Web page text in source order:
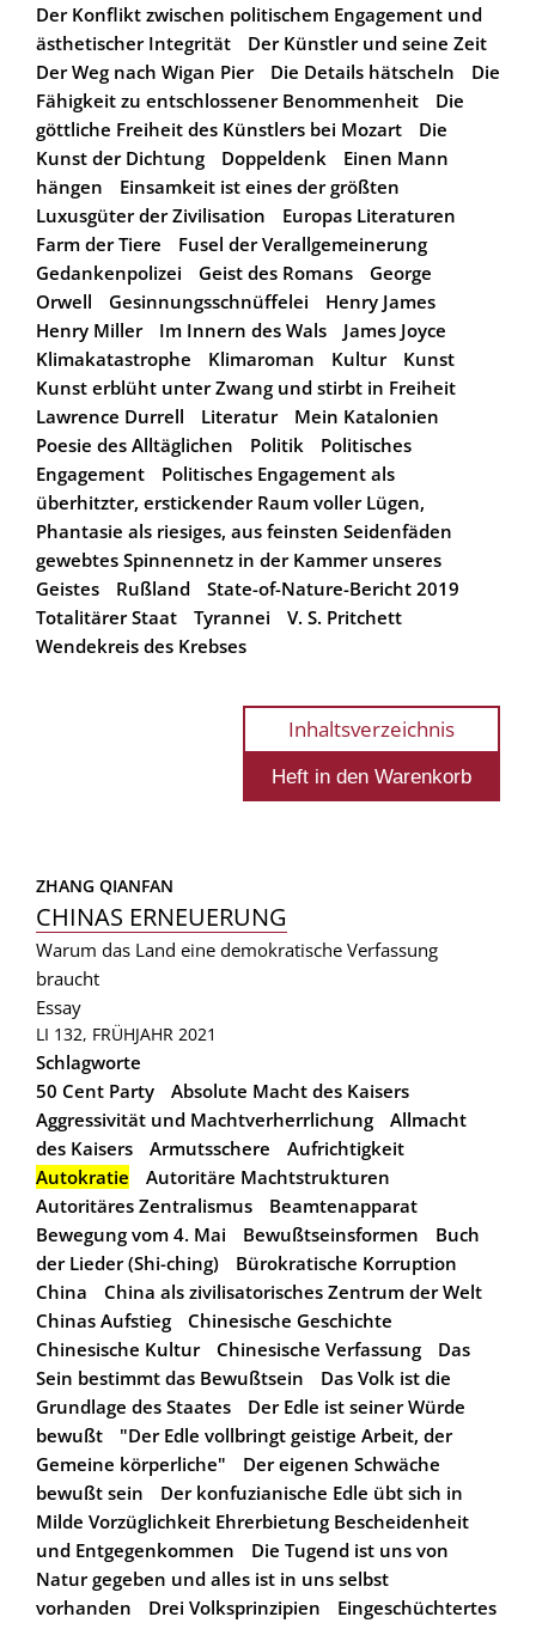
Der Konflikt zwischen politischem Engagement und
ästhetischer Integrität
Der Künstler und seine Zeit
Der Weg nach Wigan Pier
Die Details hätscheln
Die
Fähigkeit zu entschlossener Benommenheit
Die
göttliche Freiheit des Künstlers bei Mozart
Die
Kunst der Dichtung
Doppeldenk
Einen Mann
hängen
Einsamkeit ist eines der größten
Luxusgüter der Zivilisation
Europas Literaturen
Farm der Tiere
Fusel der Verallgemeinerung
Gedankenpolizei
Geist des Romans
George
Orwell
Gesinnungsschnüffelei
Henry James
Henry Miller
Im Innern des Wals
James Joyce
Klimakatastrophe
Klimaroman Kultur
Kunst
Kunst erblüht unter Zwang und stirbt in Freiheit
Lawrence Durrell
Literatur
Mein Katalonien
Poesie des Alltäglichen
Politik
Politisches
Engagement
Politisches Engagement als
überhitzter, erstickender Raum voller Lügen,
Phantasie als riesiges, aus feinsten Seidenfäden
gewebtes Spinnennetz in der Kammer unseres
Geistes
Rußland
State-of-Nature-Bericht 2019
Totalitärer Staat
Tyrannei
V. S. Pritchett
Wendekreis des Krebses
Inhaltsverzeichnis
ZHANG QIANFAN
CHINAS ERNEUERUNG
Warum das Land eine demokratische Verfassung
braucht
Essay
LI 132, FRÜHJAHR 2021
Schlagworte
50 Cent Party
Absolute Macht des Kaisers
Aggressivität und Machtverherrlichung
Allmacht
des Kaisers
Armutsschere
Aufrichtigkeit
Autokratie
Autoritäre Machtstrukturen
Autoritäres Zentralismus
Beamtenapparat
Bewegung vom 4. Mai
Bewußtseinsformen
Buch
der Lieder (Shi-ching)
Bürokratische Korruption
China
China als zivilisatorisches Zentrum der Welt
Chinas Aufstieg
Chinesische Geschichte
Chinesische Kultur
Chinesische Verfassung
Das
Sein bestimmt das Bewußtsein
Das Volk ist die
Grundlage des Staates
Der Edle ist seiner Würde
bewußt
"Der Edle vollbringt geistige Arbeit, der
Gemeine körperliche"
Der eigenen Schwäche
bewußt sein
Der konfuzianische Edle übt sich in
Milde Vorzüglichkeit Ehrerbietung Bescheidenheit
und Entgegenkommen
Die Tugend ist uns von
Natur gegeben und alles ist in uns selbst
vorhanden
Drei Volksprinzipien
Eingeschüchtertes